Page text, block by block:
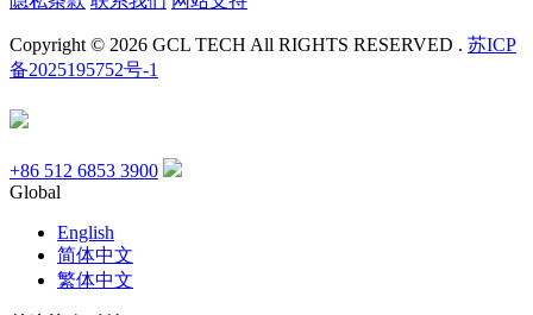
Copyright © 2026 GCL TECH All RIGHTS RESERVED . 苏ICP
备2025195752号-1
+86 512 6853 3900
Global
English
简体中文
繁体中文